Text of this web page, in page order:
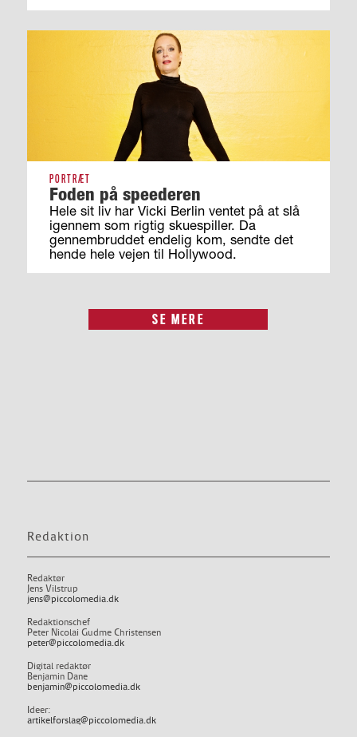
PORTRÆT
Foden på speederen
Hele sit liv har Vicki Berlin ventet på at slå
igennem som rigtig skuespiller. Da
gennembruddet endelig kom, sendte det
hende hele vejen til Hollywood.
SE MERE
Redaktion
Redaktør
Jens Vilstrup
jens@piccolomedia.dk
Redaktionschef
Peter Nicolai Gudme Christensen
peter@piccolomedia.dk
Digital redaktør
Benjamin Dane
benjamin@piccolomedia.dk
Ideer:
artikelforslag@piccolomedia.dk